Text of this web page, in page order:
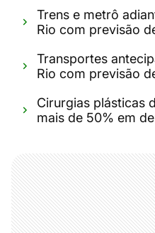
Trens e metrô
Rio com previsão
Transportes
Rio com previsão
Cirurgias plásticas
mais de 50% em